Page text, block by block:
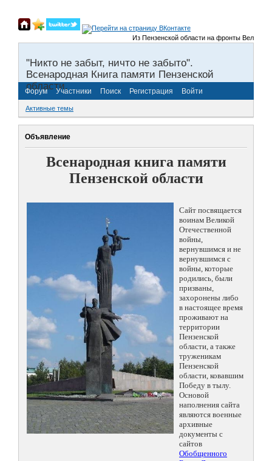
Из Пензенской области на фронты Великой
"Никто не забыт, ничто не забыто".
Всенародная Книга памяти Пензенской
области.
Форум Участники Поиск Регистрация Войти
Активные темы
Объявление
Всенародная книга памяти
Пензенской области
Сайт посвящается
воинам Великой
Отечественной
войны,
вернувшимся и не
вернувшимся с
войны, которые
родились, были
призваны,
захоронены либо
в настоящее время
проживают на
территории
Пензенской
области, а также
труженикам
Пензенской
области, ковавшим
Победу в тылу.
Основой
наполнения сайта
являются военные
архивные
документы с
сайтов
Обобщенного